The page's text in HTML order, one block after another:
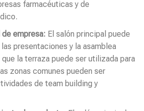
farmacéuticas y de
de empresa: El salón principal puede
presentaciones y la asamblea
la terraza puede ser utilizada para
zonas comunes pueden ser
de team building y